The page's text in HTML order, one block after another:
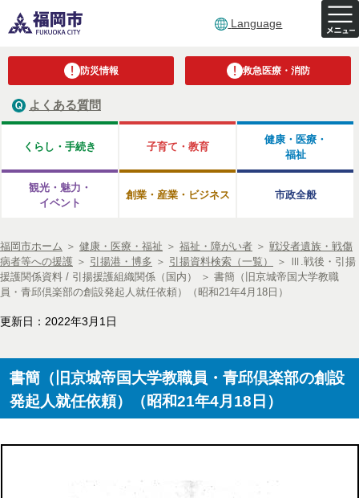
Language
防災情報 救急医療・消防
よくある質問
くらし・手続き 子育て・教育
健康・医療・
福祉
観光・魅力・
イベント
創業・産業・ビジネス 市政全般
福岡市ホーム ＞ 健康・医療・福祉 ＞ 福祉・障がい者 ＞ 戦没者遺族・戦傷
病者等への援護 ＞ 引揚港・博多 ＞ 引揚資料検索（一覧） ＞
Ⅲ.戦後・引揚
援護関係資料 / 引揚援護組織関係（国内）
＞ 書簡（旧京城帝国大学教職
員・青邱倶楽部の創設発起人就任依頼）（昭和21年4月18日）
更新日：2022年3月1日
書簡（旧京城帝国大学教職員・青邱倶楽部の創設
発起人就任依頼）（昭和21年4月18日）